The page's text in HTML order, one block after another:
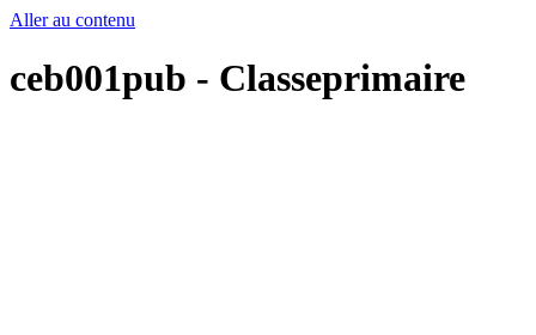
Aller au contenu
ceb001pub - Classeprimaire